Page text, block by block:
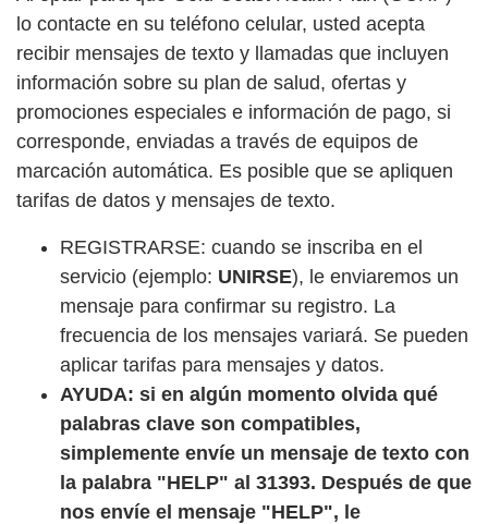
lo contacte en su teléfono celular, usted acepta
recibir mensajes de texto y llamadas que incluyen
información sobre su plan de salud, ofertas y
promociones especiales e información de pago, si
corresponde, enviadas a través de equipos de
marcación automática. Es posible que se apliquen
tarifas de datos y mensajes de texto.
REGISTRARSE: cuando se inscriba en el
servicio (ejemplo: UNIRSE), le enviaremos un
mensaje para confirmar su registro. La
frecuencia de los mensajes variará. Se pueden
aplicar tarifas para mensajes y datos.
AYUDA: si en algún momento olvida qué
palabras clave son compatibles,
simplemente envíe un mensaje de texto con
la palabra "HELP" al 31393. Después de que
nos envíe el mensaje "HELP", le